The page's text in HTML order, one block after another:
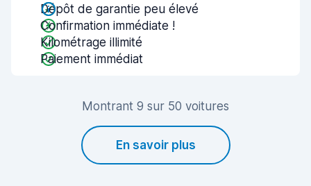
Dépôt de garantie peu élevé
Confirmation immédiate !
Kilométrage illimité
Paiement immédiat
Montrant 9 sur 50 voitures
En savoir plus